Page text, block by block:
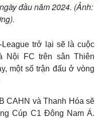
Video đầu năm 2024. (Ảnh:
trở lại sẽ là cuộc
FC trên sân Thiên
một số trận đấu ở vòng
CAHN và Thanh Hóa sẽ
Cúp C1 Đông Nam Á.